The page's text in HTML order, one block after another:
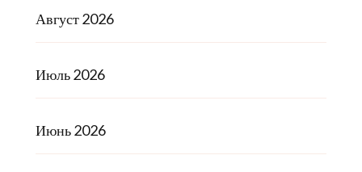
Август 2026
Июль 2026
Июнь 2026